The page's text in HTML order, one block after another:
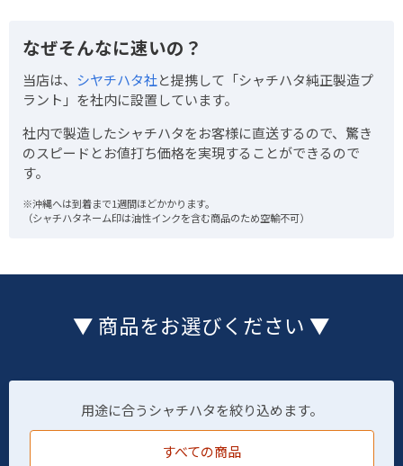
なぜそんなに速いの？
当店は、 シヤチハタ社と提携して「シャチハタ純正製造プ
ラント」を社内に設置しています。
社内で製造したシャチハタをお客様に直送するので、驚き
のスピードとお値打ち価格を実現することができるので
す。
※沖縄へは到着まで1週間ほどかかります。
（シャチハタネーム印は油性インクを含む商品のため空輸不可）
▼ 商品をお選びください ▼
用途に合うシャチハタを絞り込めます。
すべての商品